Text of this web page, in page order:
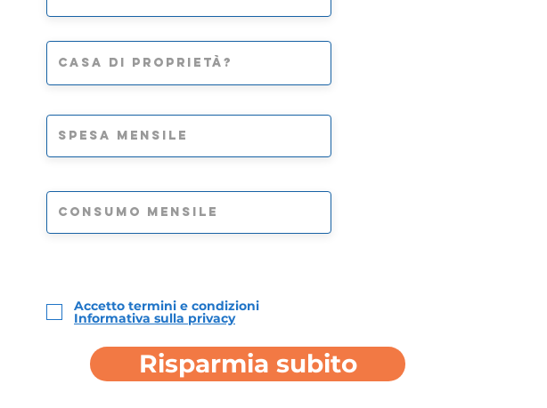
Accetto termini e condizioni
Informativa sulla privacy
Risparmia subito